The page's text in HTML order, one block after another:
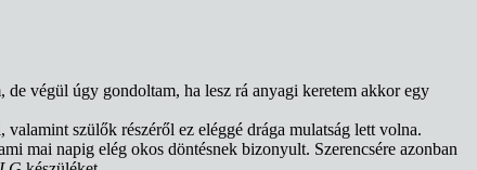
végül úgy gondoltam, ha lesz rá anyagi keretem akkor egy
szülők részéről ez eléggé drága mulatság lett volna.
mai napig elég okos döntésnek bizonyult. Szerencsére azonban